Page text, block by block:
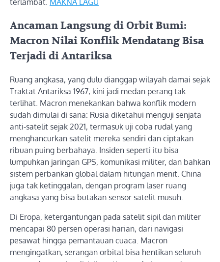
Ancaman Langsung di Orbit Bumi:
Macron Nilai Konflik Mendatang Bisa
Terjadi di Antariksa
Ruang angkasa, yang dulu dianggap wilayah damai sejak
Traktat Antariksa 1967, kini jadi medan perang tak
terlihat. Macron menekankan bahwa konflik modern
sudah dimulai di sana: Rusia diketahui menguji senjata
anti-satelit sejak 2021, termasuk uji coba rudal yang
menghancurkan satelit mereka sendiri dan ciptakan
ribuan puing berbahaya. Insiden seperti itu bisa
lumpuhkan jaringan GPS, komunikasi militer, dan bahkan
sistem perbankan global dalam hitungan menit. China
juga tak ketinggalan, dengan program laser ruang
angkasa yang bisa butakan sensor satelit musuh.
Di Eropa, ketergantungan pada satelit sipil dan militer
mencapai 80 persen operasi harian, dari navigasi
pesawat hingga pemantauan cuaca. Macron
mengingatkan, serangan orbital bisa hentikan seluruh